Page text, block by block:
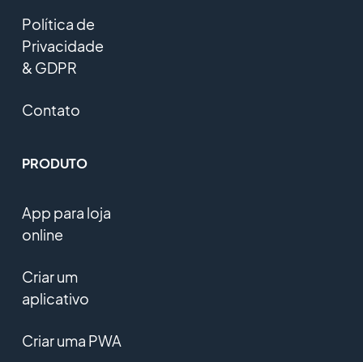
Política de
Privacidade
& GDPR
Contato
PRODUTO
App para loja
online
Criar um
aplicativo
Criar uma PWA